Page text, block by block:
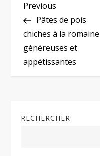
N
a
v
a
Previous
Post
Previous
Pâtes de pois
chiches à la romaine
généreuses et
appétissantes
RECHERCHER